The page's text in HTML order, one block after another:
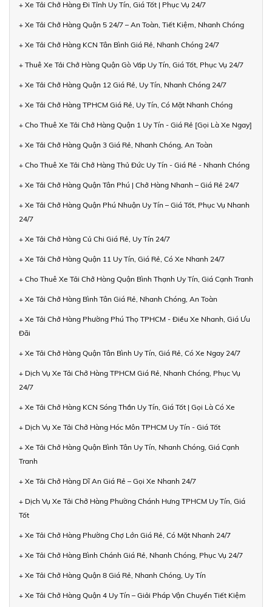
+ Xe Tải Chở Hàng Đi Tỉnh Uy Tín, Giá Tốt | Phục Vụ 24/7
+ Xe Tải Chở Hàng Quận 5 24/7 – An Toàn, Tiết Kiệm, Nhanh Chóng
+ Xe Tải Chở Hàng KCN Tân Bình Giá Rẻ, Nhanh Chóng 24/7
+ Thuê Xe Tải Chở Hàng Quận Gò Vấp Uy Tín, Giá Tốt, Phục Vụ 24/7
+ Xe Tải Chở Hàng Quận 12 Giá Rẻ, Uy Tín, Nhanh Chóng 24/7
+ Xe Tải Chở Hàng TPHCM Giá Rẻ, Uy Tín, Có Mặt Nhanh Chóng
+ Cho Thuê Xe Tải Chở Hàng Quận 1 Uy Tín - Giá Rẻ [Gọi Là Xe Ngay]
+ Xe Tải Chở Hàng Quận 3 Giá Rẻ, Nhanh Chóng, An Toàn
+ Cho Thuê Xe Tải Chở Hàng Thủ Đức Uy Tín - Giá Rẻ - Nhanh Chóng
+ Xe Tải Chở Hàng Quận Tân Phú | Chở Hàng Nhanh – Giá Rẻ 24/7
+ Xe Tải Chở Hàng Quận Phú Nhuận Uy Tín – Giá Tốt, Phục Vụ Nhanh
24/7
+ Xe Tải Chở Hàng Củ Chi Giá Rẻ, Uy Tín 24/7
+ Xe Tải Chở Hàng Quận 11 Uy Tín, Giá Rẻ, Có Xe Nhanh 24/7
+ Cho Thuê Xe Tải Chở Hàng Quận Bình Thạnh Uy Tín, Giá Cạnh Tranh
+ Xe Tải Chở Hàng Bình Tân Giá Rẻ, Nhanh Chóng, An Toàn
+ Xe Tải Chở Hàng Phường Phú Thọ TPHCM - Điều Xe Nhanh, Giá Ưu
Đãi
+ Xe Tải Chở Hàng Quận Tân Bình Uy Tín, Giá Rẻ, Có Xe Ngay 24/7
+ Dịch Vụ Xe Tải Chở Hàng TPHCM Giá Rẻ, Nhanh Chóng, Phục Vụ
24/7
+ Xe Tải Chở Hàng KCN Sóng Thần Uy Tín, Giá Tốt | Gọi Là Có Xe
+ Dịch Vụ Xe Tải Chở Hàng Hóc Môn TPHCM Uy Tín - Giá Tốt
+ Xe Tải Chở Hàng Quận Bình Tân Uy Tín, Nhanh Chóng, Giá Cạnh
Tranh
+ Xe Tải Chở Hàng Dĩ An Giá Rẻ – Gọi Xe Nhanh 24/7
+ Dịch Vụ Xe Tải Chở Hàng Phường Chánh Hưng TPHCM Uy Tín, Giá
Tốt
+ Xe Tải Chở Hàng Phường Chợ Lớn Giá Rẻ, Có Mặt Nhanh 24/7
+ Xe Tải Chở Hàng Bình Chánh Giá Rẻ, Nhanh Chóng, Phục Vụ 24/7
+ Xe Tải Chở Hàng Quận 8 Giá Rẻ, Nhanh Chóng, Uy Tín
+ Xe Tải Chở Hàng Quận 4 Uy Tín – Giải Pháp Vận Chuyển Tiết Kiệm